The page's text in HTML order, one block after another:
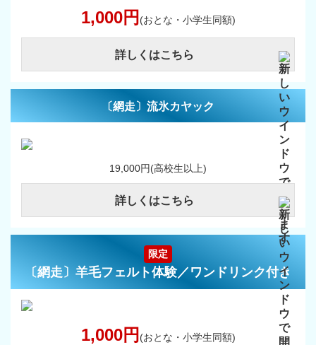
1,000円 (おとな・小学生同額)
詳しくはこちら
〔網走〕流氷カヤック
19,000円(高校生以上)
詳しくはこちら
限定
〔網走〕羊毛フェルト体験／ワンドリンク付き
1,000円 (おとな・小学生同額)